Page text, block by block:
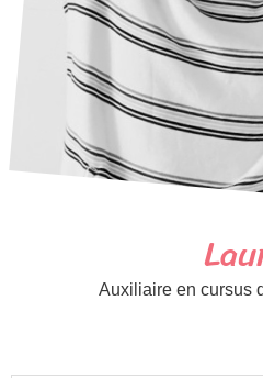
Auxiliaire en cursus